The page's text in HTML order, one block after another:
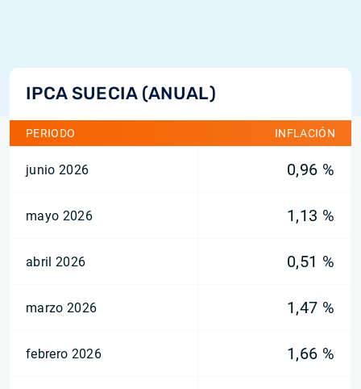
IPCA SUECIA (ANUAL)
PERIODO INFLACIÓN
junio 2026 0,96 %
mayo 2026 1,13 %
abril 2026 0,51 %
marzo 2026 1,47 %
febrero 2026 1,66 %